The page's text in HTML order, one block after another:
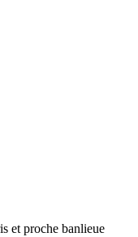
et proche banlieue